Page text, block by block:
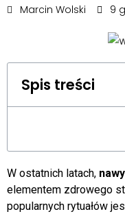
Marcin Wolski 9
Spis treści
W ostatnich latach,
elementem zdrowego
popularnych rytuałów